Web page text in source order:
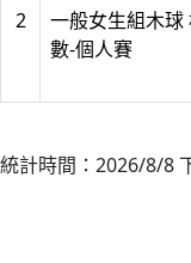
2
一般女生組木球
數-個人賽
統計時間：2026/8/8